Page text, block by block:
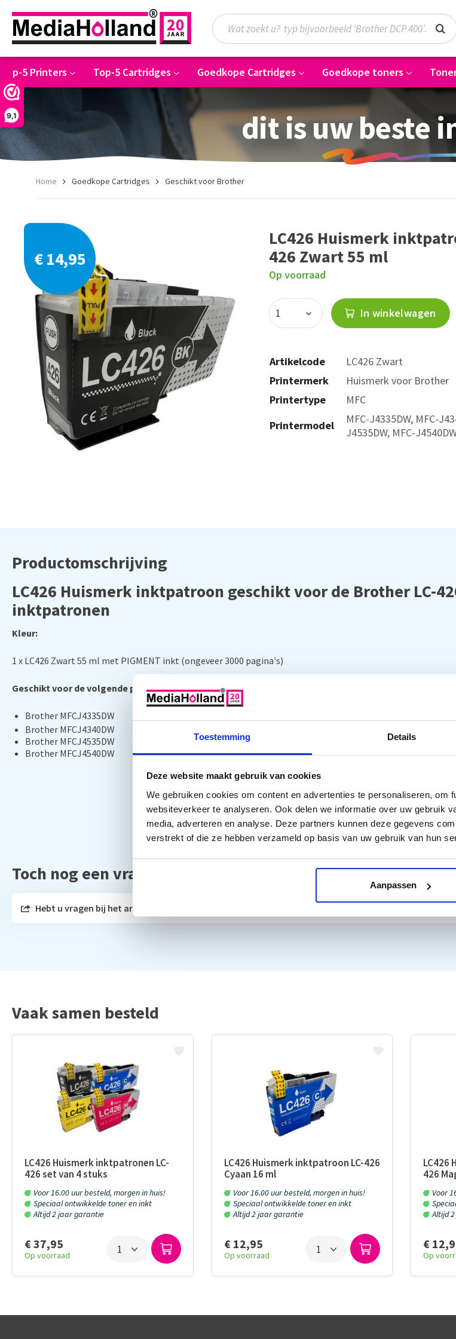
Toestemming Details
Deze website maakt gebruik van cookies
We gebruiken cookies om content en advertenties te personaliseren, om
websiteverkeer te analyseren. Ook delen we informatie over uw gebruik
media, adverteren en analyse. Deze partners kunnen deze gegevens
verstrekt of die ze hebben verzameld op basis van uw gebruik van hun
Aanpassen
9,1
Top-5 Printers Top-5 Cartridges Goedkope Cartridges Goedkope toners
dit is uw beste
Home Goedkope Cartridges Geschikt voor Brother
€ 14,95
LC426 Huismerk
426 Zwart 55 ml
Op voorraad
In winkelwagen
Artikelcode
LC426 Zwart
Printermerk
Huismerk voor Brother
Printertype
MFC
Printermodel
MFC-J4335DW, MFC-
J4535DW, MFC-
Productomschrijving
LC426 Huismerk inktpatroon geschikt voor de Brother LC-
inktpatronen
Kleur:
1 x LC426 Zwart 55 ml met PIGMENT inkt (ongeveer 3000 pagina's)
Geschikt voor de volgende printers:
Brother MFCJ4335DW
Brother MFCJ4340DW
Brother MFCJ4535DW
Brother MFCJ4540DW
Toch nog een vraag?
Hebt u vragen bij het artikel?
Vaak samen besteld
LC426 Huismerk inktpatronen LC-
426 set van 4 stuks
Voor 16.00 uur besteld, morgen in huis!
Speciaal ontwikkelde toner en inkt
Altijd 2 jaar garantie
€ 37,95
Op voorraad
LC426 Huismerk inktpatroon LC-426
Cyaan 16 ml
Voor 16.00 uur besteld, morgen in huis!
Speciaal ontwikkelde toner en inkt
Altijd 2 jaar garantie
€ 12,95
Op voorraad
LC426
426
Voor
Altijd
€
Op